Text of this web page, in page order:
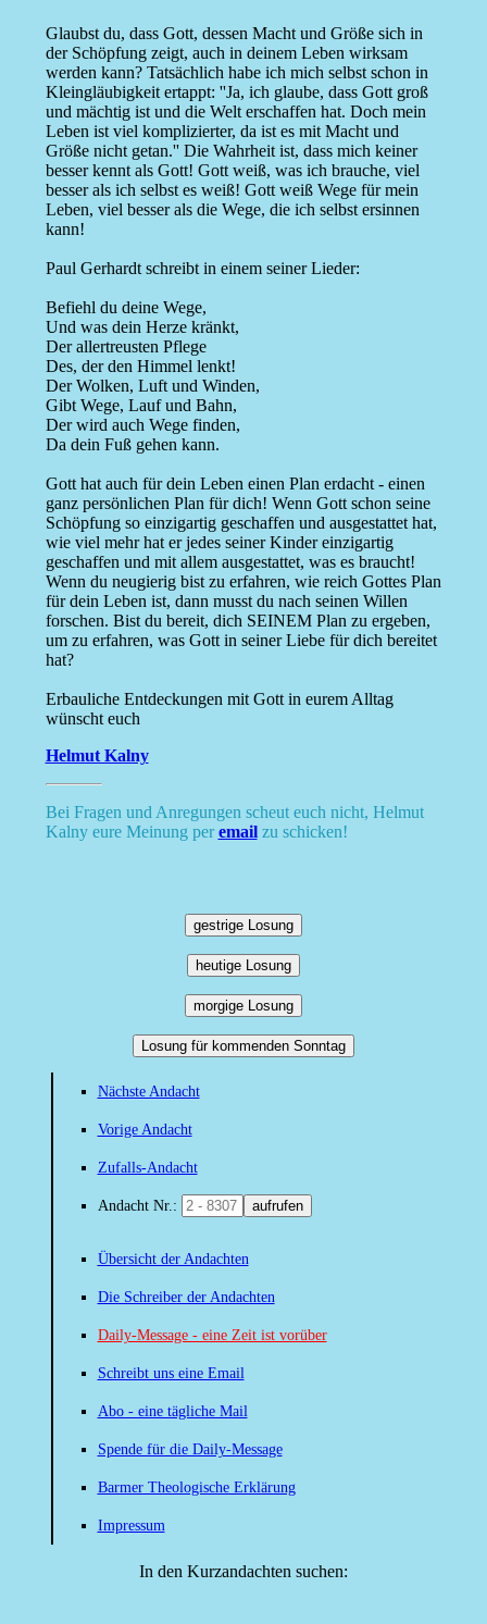
Glaubst du, dass Gott, dessen Macht und Größe sich in
der Schöpfung zeigt, auch in deinem Leben wirksam
werden kann? Tatsächlich habe ich mich selbst schon in
Kleingläubigkeit ertappt: ''Ja, ich glaube, dass Gott groß
und mächtig ist und die Welt erschaffen hat. Doch mein
Leben ist viel komplizierter, da ist es mit Macht und
Größe nicht getan.'' Die Wahrheit ist, dass mich keiner
besser kennt als Gott! Gott weiß, was ich brauche, viel
besser als ich selbst es weiß! Gott weiß Wege für mein
Leben, viel besser als die Wege, die ich selbst ersinnen
kann!
Paul Gerhardt schreibt in einem seiner Lieder:
Befiehl du deine Wege,
Und was dein Herze kränkt,
Der allertreusten Pflege
Des, der den Himmel lenkt!
Der Wolken, Luft und Winden,
Gibt Wege, Lauf und Bahn,
Der wird auch Wege finden,
Da dein Fuß gehen kann.
Gott hat auch für dein Leben einen Plan erdacht - einen
ganz persönlichen Plan für dich! Wenn Gott schon seine
Schöpfung so einzigartig geschaffen und ausgestattet hat,
wie viel mehr hat er jedes seiner Kinder einzigartig
geschaffen und mit allem ausgestattet, was es braucht!
Wenn du neugierig bist zu erfahren, wie reich Gottes Plan
für dein Leben ist, dann musst du nach seinen Willen
forschen. Bist du bereit, dich SEINEM Plan zu ergeben,
um zu erfahren, was Gott in seiner Liebe für dich bereitet
hat?
Erbauliche Entdeckungen mit Gott in eurem Alltag
wünscht euch
Helmut Kalny
Bei Fragen und Anregungen scheut euch nicht, Helmut
Kalny eure Meinung peremailzu schicken!
gestrige Losung
heutige Losung
morgige Losung
Losung für kommenden Sonntag
Nächste Andacht
Vorige Andacht
Zufalls-Andacht
Andacht Nr.: aufrufen
Übersicht der Andachten
Die Schreiber der Andachten
Daily-Message - eine Zeit ist vorüber
Schreibt uns eine Email
Abo - eine tägliche Mail
Spende für die Daily-Message
Barmer Theologische Erklärung
Impressum
In den Kurzandachten suchen: